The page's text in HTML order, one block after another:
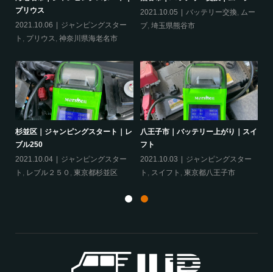
プリウス
2021.10.06
ジャンピングスター
ト , プリウス, 神奈川県海老名市
2021.10.05
バッテリー交換, ムー
ブ, 埼玉県熊谷市
杉並区｜ジャンピングスタート｜レ
ブル250
2021.10.04
ジャンピングスター
ト
レブル２５０ 東京都杉並区
八王子市｜バッテリー上がり｜スイ
フト
2021.10.03
ジャンピングスター
ト
スイフト 東京都八王子市